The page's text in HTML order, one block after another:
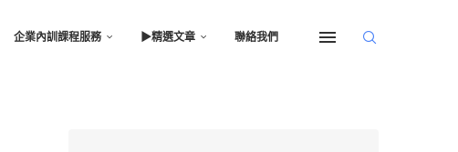
企業內訓課程服務 ▶︎精選文章 聯絡我們